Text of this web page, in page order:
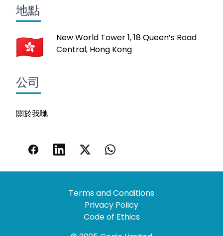
地點
New World Tower 1, 18 Queen’s Road
Central, Hong Kong
公司
關於我哋
Terms and Conditions
Privacy Policy
Code of Ethics